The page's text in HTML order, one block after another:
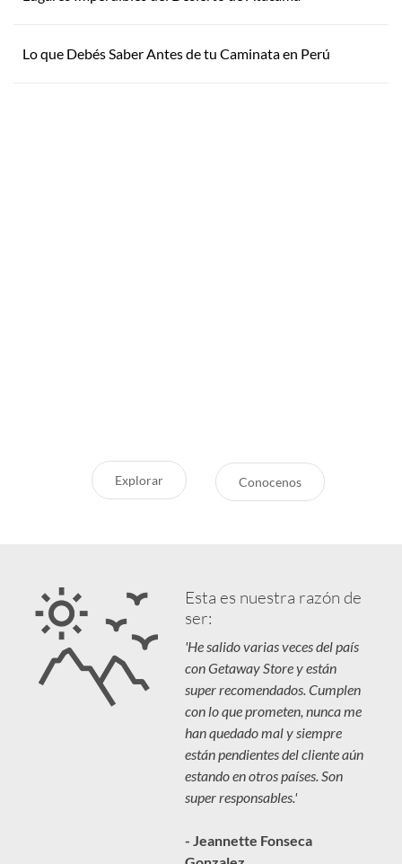
Lo que Debés Saber Antes de tu Caminata en Perú
Explorar Conocenos
Esta es nuestra razón de
ser:
'He salido varias veces del país
con Getaway Store y están
super recomendados. Cumplen
con lo que prometen, nunca me
han quedado mal y siempre
están pendientes del cliente aún
estando en otros países. Son
super responsables.'
- Jeannette Fonseca